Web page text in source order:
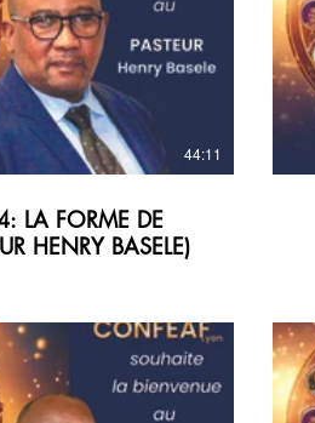
44:11
LA FORME DE
HENRY BASELE)